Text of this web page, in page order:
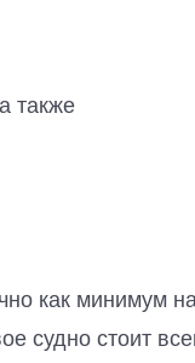
также
как минимум
судно стоит